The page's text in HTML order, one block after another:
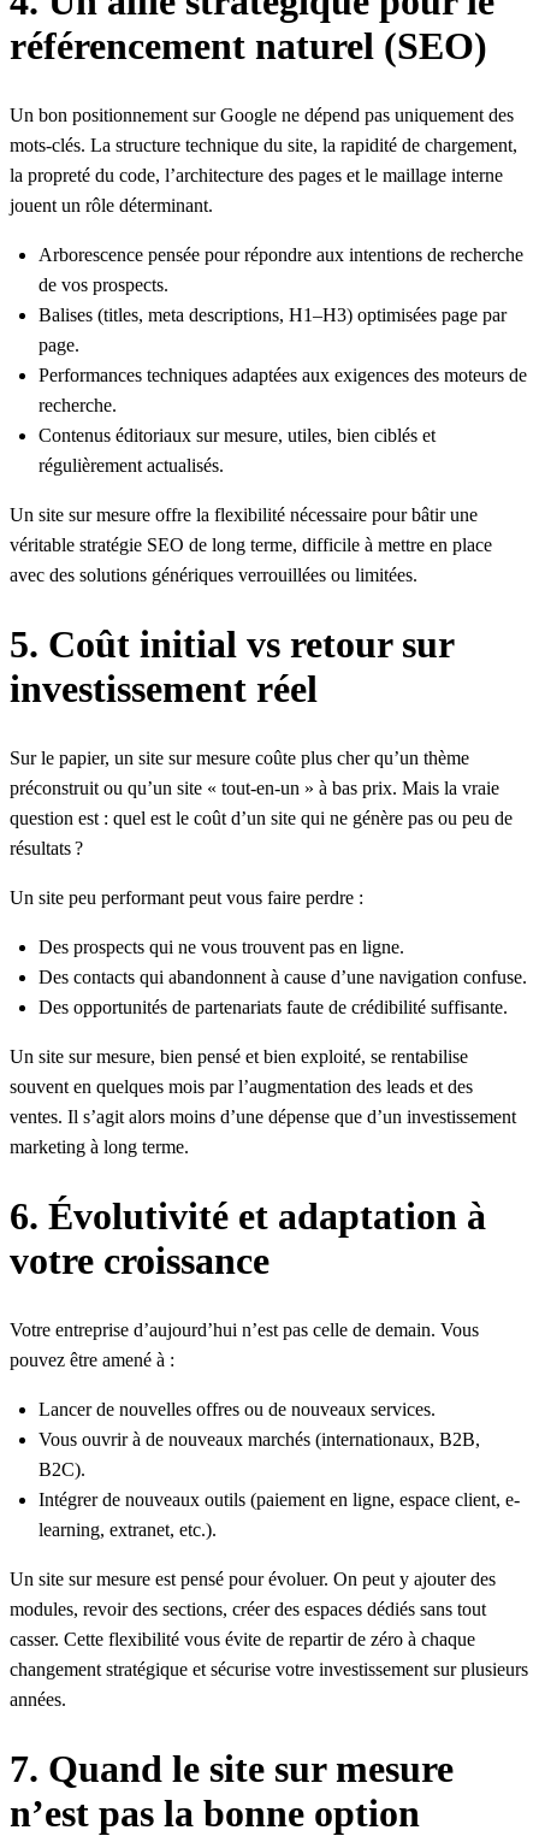
référencement naturel (SEO)
Un bon positionnement sur Google ne dépend pas uniquement des
mots-clés. La structure technique du site, la rapidité de chargement,
la propreté du code, l’architecture des pages et le maillage interne
jouent un rôle déterminant.
Arborescence pensée pour répondre aux intentions de recherche
de vos prospects.
Balises (titles, meta descriptions, H1–H3) optimisées page par
page.
Performances techniques adaptées aux exigences des moteurs de
recherche.
Contenus éditoriaux sur mesure, utiles, bien ciblés et
régulièrement actualisés.
Un site sur mesure offre la flexibilité nécessaire pour bâtir une
véritable stratégie SEO de long terme, difficile à mettre en place
avec des solutions génériques verrouillées ou limitées.
5. Coût initial vs retour sur
investissement réel
Sur le papier, un site sur mesure coûte plus cher qu’un thème
préconstruit ou qu’un site « tout-en-un » à bas prix. Mais la vraie
question est : quel est le coût d’un site qui ne génère pas ou peu de
résultats ?
Un site peu performant peut vous faire perdre :
Des prospects qui ne vous trouvent pas en ligne.
Des contacts qui abandonnent à cause d’une navigation confuse.
Des opportunités de partenariats faute de crédibilité suffisante.
Un site sur mesure, bien pensé et bien exploité, se rentabilise
souvent en quelques mois par l’augmentation des leads et des
ventes. Il s’agit alors moins d’une dépense que d’un investissement
marketing à long terme.
6. Évolutivité et adaptation à
votre croissance
Votre entreprise d’aujourd’hui n’est pas celle de demain. Vous
pouvez être amené à :
Lancer de nouvelles offres ou de nouveaux services.
Vous ouvrir à de nouveaux marchés (internationaux, B2B,
B2C).
Intégrer de nouveaux outils (paiement en ligne, espace client, e-
learning, extranet, etc.).
Un site sur mesure est pensé pour évoluer. On peut y ajouter des
modules, revoir des sections, créer des espaces dédiés sans tout
casser. Cette flexibilité vous évite de repartir de zéro à chaque
changement stratégique et sécurise votre investissement sur plusieurs
années.
7. Quand le site sur mesure
n’est pas la bonne option